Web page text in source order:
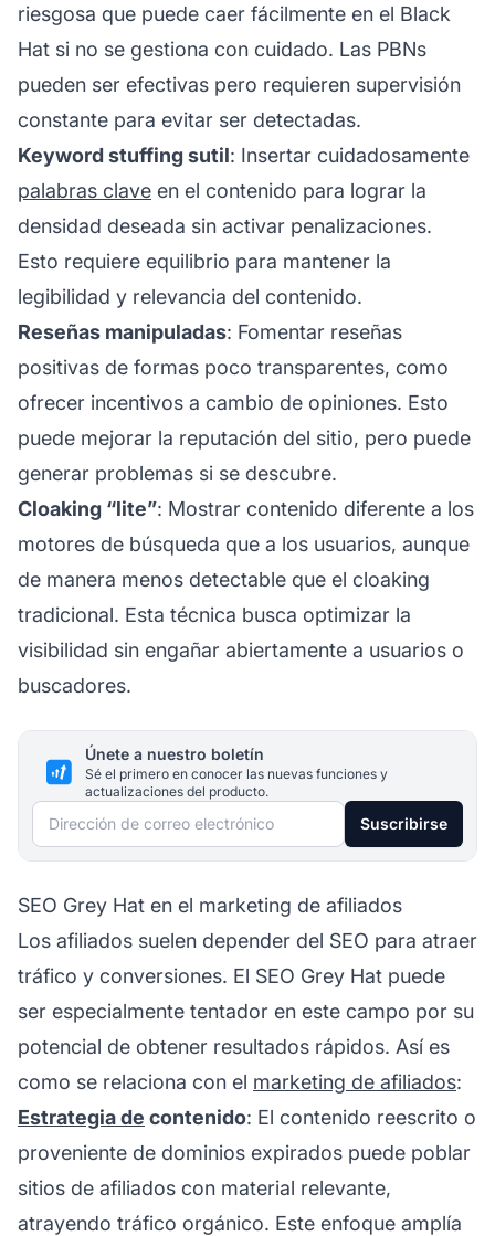
riesgosa que puede caer fácilmente en el Black
Hat si no se gestiona con cuidado. Las PBNs
pueden ser efectivas pero requieren supervisión
constante para evitar ser detectadas.
Keyword stuffing sutil: Insertar cuidadosamente
palabras clave en el contenido para lograr la
densidad deseada sin activar penalizaciones.
Esto requiere equilibrio para mantener la
legibilidad y relevancia del contenido.
Reseñas manipuladas: Fomentar reseñas
positivas de formas poco transparentes, como
ofrecer incentivos a cambio de opiniones. Esto
puede mejorar la reputación del sitio, pero puede
generar problemas si se descubre.
Cloaking “lite”: Mostrar contenido diferente a los
motores de búsqueda que a los usuarios, aunque
de manera menos detectable que el cloaking
tradicional. Esta técnica busca optimizar la
visibilidad sin engañar abiertamente a usuarios o
buscadores.
Únete a nuestro boletín
Sé el primero en conocer las nuevas funciones y
actualizaciones del producto.
Dirección de correo electrónico Suscribirse
SEO Grey Hat en el marketing de afiliados
Los afiliados suelen depender del SEO para atraer
tráfico y conversiones. El SEO Grey Hat puede
ser especialmente tentador en este campo por su
potencial de obtener resultados rápidos. Así es
como se relaciona con el marketing de afiliados:
Estrategia de contenido: El contenido reescrito o
proveniente de dominios expirados puede poblar
sitios de afiliados con material relevante,
atrayendo tráfico orgánico. Este enfoque amplía